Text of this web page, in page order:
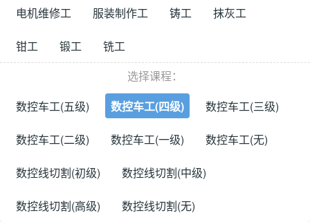
电机维修工 服装制作工 铸工 抹灰工
钳工 锻工
铣工
选择课程：
数控车工(五级)
数控车工(四级) 数控车工(三级)
数控车工(二级) 数控车工(一级) 数控车工(无)
数控线切割(初级) 数控线切割(中级)
数控线切割(高级) 数控线切割(无)